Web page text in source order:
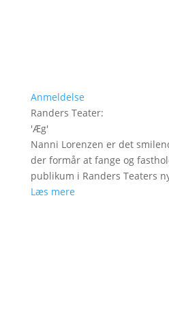
Anmeldelse
Randers Teater:
'Æg'
Nanni Lorenzen er det
der formår at fange og
publikum i Randers Teaters
Læs mere